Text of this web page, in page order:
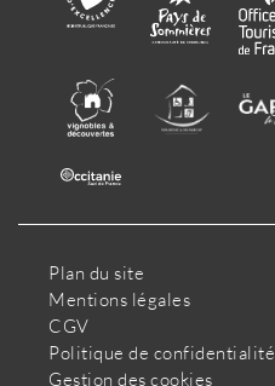
Plan du site
Mentions légales
CGV
Politique de confidentialité
Gestion des cookies